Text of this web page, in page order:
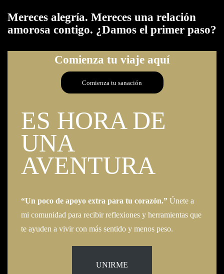
Mereces alegría. Mereces una relación
amorosa contigo. ¿Damos el primer paso?
Comienza tu viaje aquí
Comienza tu sanación
ES HORA DE
UNA
AVENTURA
“Un poco de apoyo extra para tu corazón.”Únete a
mi comunidad para recibir reflexiones y herramientas que
te ayuden a vivir con más sentido y menos peso.
UNIRME